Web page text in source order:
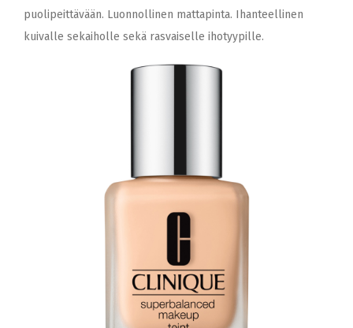
puolipeittävään. Luonnollinen mattapinta. Ihanteellinen
kuivalle sekaiholle sekä rasvaiselle ihotyypille.